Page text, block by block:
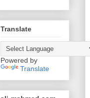
Translate
Powered by
Translate